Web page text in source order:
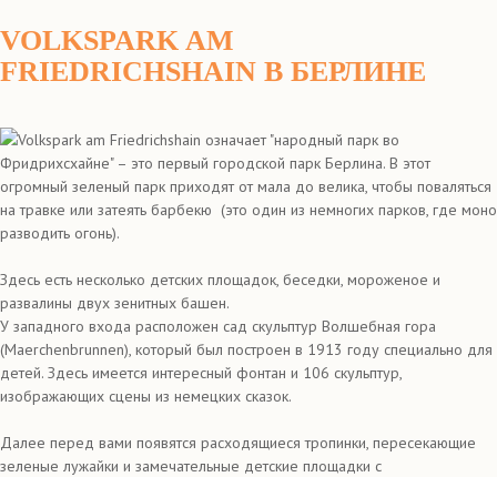
VOLKSPARK AM
FRIEDRICHSHAIN В БЕРЛИНЕ
Volkspark am Friedrichshain означает "народный парк во
Фридрихсхайне" – это первый городской парк Берлина. В этот
огромный зеленый парк приходят от мала до велика, чтобы поваляться
на травке или затеять барбекю (это один из немногих парков, где моно
разводить огонь).
Здесь есть несколько детских площадок, беседки, мороженое и
развалины двух зенитных башен.
У западного входа расположен сад скульптур Волшебная гора
(Maerchenbrunnen), который был построен в 1913 году специально для
детей. Здесь имеется интересный фонтан и 106 скульптур,
изображающих сцены из немецких сказок.
Далее перед вами появятся расходящиеся тропинки, пересекающие
зеленые лужайки и замечательные детские площадки с